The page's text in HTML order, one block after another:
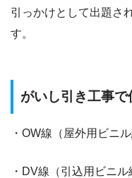
引っかけとして出題さ
す。
がいし引き工事
・OW線（屋外用ビニル
・DV線（引込用ビニル